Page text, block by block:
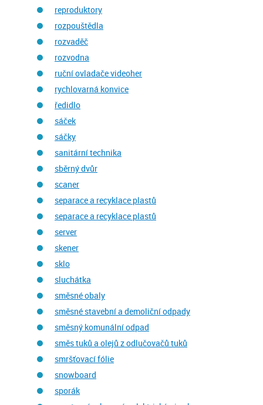
reproduktory
rozpouštědla
rozvaděč
rozvodna
ruční ovladače videoher
rychlovarná konvice
ředidlo
sáček
sáčky
sanitární technika
sběrný dvůr
scaner
separace a recyklace plastů
separace a recyklace plastů
server
skener
sklo
sluchátka
směsné obaly
směsné stavební a demoliční odpady
směsný komunální odpad
směs tuků a olejů z odlučovačů tuků
smršťovací fólie
snowboard
sporák